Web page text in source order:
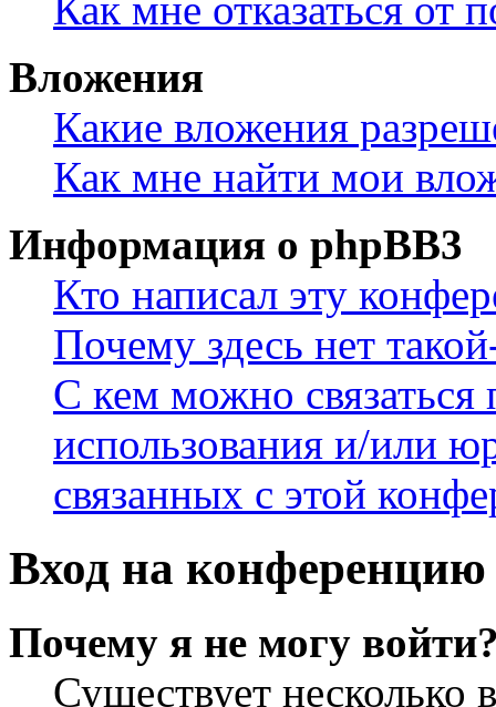
Как мне отказаться от
Вложения
Какие вложения
Как мне найти мои
Информация о phpBB3
Кто написал эту
Почему здесь нет
С кем можно связаться
использования и/или
связанных с этой
Вход на конференцию
Почему я не могу
Существует